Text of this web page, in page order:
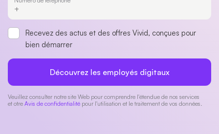
Recevez des actus et des offres Vivid, conçues pour
bien démarrer
Découvrez les employés digitaux
Veuillez consulter notre site Web pour comprendre l'étendue de nos services
et otre Avis de confidentialité pour l'utilisation et le traitement de vos données.